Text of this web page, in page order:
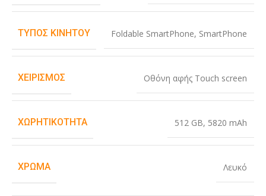
ΤΎΠΟΣ ΚΙΝΗΤΟΎ Foldable SmartPhone, SmartPhone
ΧΕΙΡΙΣΜΌΣ Οθόνη αφής Touch screen
ΧΩΡΗΤΙΚΌΤΗΤΑ 512 GB, 5820 mAh
ΧΡΏΜΑ Λευκό